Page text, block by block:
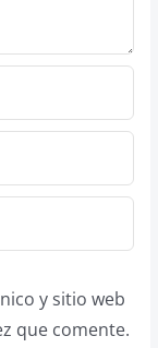
y sitio web
que comente.